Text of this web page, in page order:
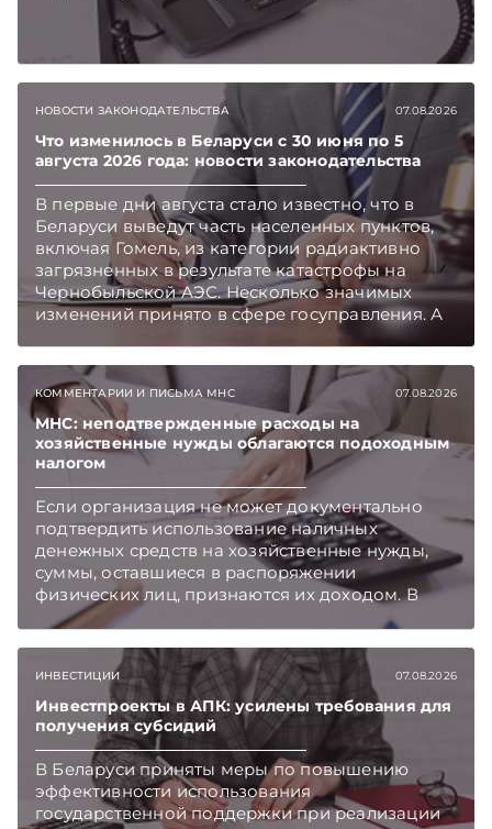
НОВОСТИ ЗАКОНОДАТЕЛЬСТВА 07.08.2026
Что изменилось в Беларуси с 30 июня по 5
августа 2026 года: новости законодательства
В первые дни августа стало известно, что в
Беларуси выведут часть населенных пунктов,
включая Гомель, из категории радиактивно
загрязненных в результате катастрофы на
Чернобыльской АЭС. Несколько значимых
изменений принято в сфере госуправления. А
бизнесу вновь дали надежду на сокращение
который приходится изучать ежегодно.
Очередные меры по оптимизации
нормотворчества предусмотрены в
постановлении Совмина. Подписывайтесь на
Telegram‑канал и Viber. Главное об экономике
Беларуси — раньше, чем в новостях
TelegramViber
КОММЕНТАРИИ И ПИСЬМА МНС 07.08.2026
МНС: неподтвержденные расходы на
хозяйственные нужды облагаются подоходным
налогом
Если организация не может документально
подтвердить использование наличных
денежных средств на хозяйственные нужды,
суммы, оставшиеся в распоряжении
физических лиц, признаются их доходом. В
этом случае организация как налоговый агент
бюджет подоходный налог, напоминает МНС.
ИНВЕСТИЦИИ 07.08.2026
Инвестпроекты в АПК: усилены требования для
получения субсидий
В Беларуси приняты меры по повышению
эффективности использования
государственной поддержки при реализации